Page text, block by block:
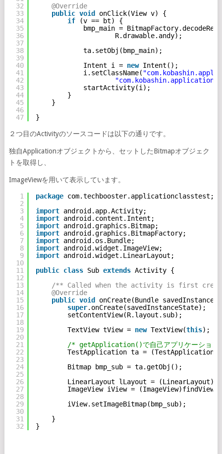
32
33
34
35
36
37
38
39
40
41
42
43
44
45
46
47
@Override
public void
onClick(View v) {
if
(v == bt) {
bmp_main =
R.drawable.andy);
ta.setObj(bmp_main);
Intent i = new Intent();
i.setClassName(
startActivity(i);
}
}
}
２つ目のActivityのソースコードは以下の通りです。
独自Applicationオブジェクトから、セットしたBitmapオブジェク
トを取得し、
ImageViewを用いて表示しています。
1
2
3
4
5
6
7
8
9
10
11
12
13
14
15
16
17
18
19
20
21
22
23
24
25
26
27
28
29
30
31
32
package com.techbooster.applicationclasstest;
import android.app.Activity;
import android.content.Intent;
import android.graphics.Bitmap;
import android.graphics.BitmapFactory;
import android.os.Bundle;
import android.widget.ImageView;
import android.widget.LinearLayout;
public class Sub extends Activity {
/** Called when the activity is first
@Override
public void
onCreate(Bundle
super.onCreate(savedInstanceState);
setContentView(R.layout.sub);
TextView tView = new TextView(this);
/* getApplication()で自己アプリケーション
TestApplication ta = (TestApplication)
Bitmap bmp_sub = ta.getObj();
LinearLayout lLayout =
ImageView iView =
iView.setImageBitmap(bmp_sub);
}
}